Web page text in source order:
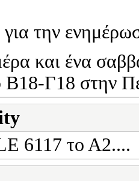
την
και ένα
Β18-Γ18 στην
6117 το Α2....